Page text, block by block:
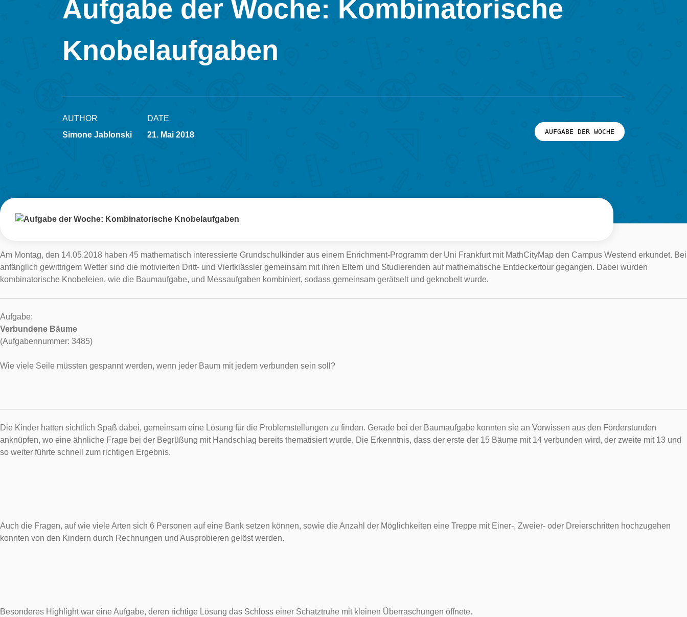
Aufgabe der Woche: Kombinatorische
Knobelaufgaben
AUTHOR
Simone Jablonski
DATE
21. Mai 2018
AUFGABE DER WOCHE
Am Montag, den 14.05.2018 haben 45 mathematisch interessierte Grundschulkinder aus einem Enrichment-Programm der Uni Frankfurt mit MathCityMap den Campus Westend erkundet. Bei
anfänglich gewittrigem Wetter sind die motivierten Dritt- und Viertklässler gemeinsam mit ihren Eltern und Studierenden auf mathematische Entdeckertour gegangen. Dabei wurden
kombinatorische Knobeleien, wie die Baumaufgabe, und Messaufgaben kombiniert, sodass gemeinsam gerätselt und geknobelt wurde.
Aufgabe:
Verbundene Bäume
(Aufgabennummer: 3485)
Wie viele Seile müssten gespannt werden, wenn jeder Baum mit jedem verbunden sein soll?
Die Kinder hatten sichtlich Spaß dabei, gemeinsam eine Lösung für die Problemstellungen zu finden. Gerade bei der Baumaufgabe konnten sie an Vorwissen aus den Förderstunden
anknüpfen, wo eine ähnliche Frage bei der Begrüßung mit Handschlag bereits thematisiert wurde. Die Erkenntnis, dass der erste der 15 Bäume mit 14 verbunden wird, der zweite mit 13 und
so weiter führte schnell zum richtigen Ergebnis.
Auch die Fragen, auf wie viele Arten sich 6 Personen auf eine Bank setzen können, sowie die Anzahl der Möglichkeiten eine Treppe mit Einer-, Zweier- oder Dreierschritten hochzugehen
konnten von den Kindern durch Rechnungen und Ausprobieren gelöst werden.
Besonderes Highlight war eine Aufgabe, deren richtige Lösung das Schloss einer Schatztruhe mit kleinen Überraschungen öffnete.